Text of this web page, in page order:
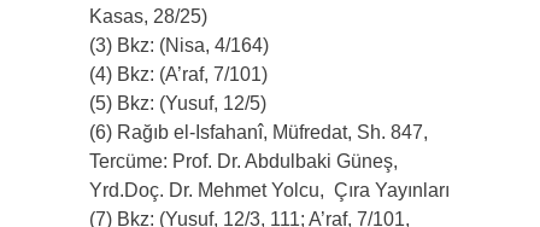
Kasas, 28/25)
(3) Bkz: (Nisa, 4/164)
(4) Bkz: (A’raf, 7/101)
(5) Bkz: (Yusuf, 12/5)
(6) Rağıb el-Isfahanî, Müfredat, Sh. 847,
Tercüme: Prof. Dr. Abdulbaki Güneş,
Yrd.Doç. Dr. Mehmet Yolcu, Çıra Yayınları
(7) Bkz: (Yusuf, 12/3, 111; A’raf, 7/101,